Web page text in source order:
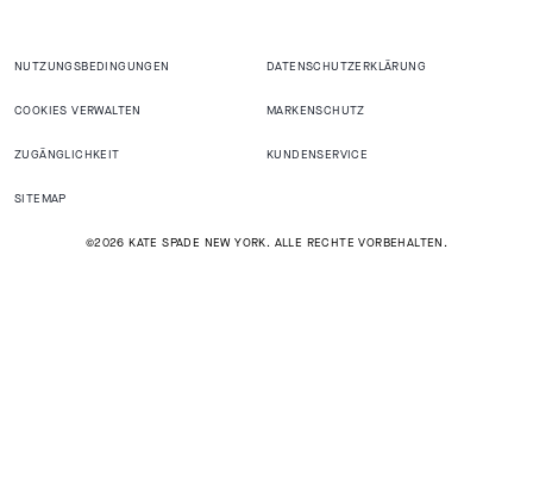
NUTZUNGSBEDINGUNGEN DATENSCHUTZERKLÄRUNG
COOKIES VERWALTEN MARKENSCHUTZ
ZUGÄNGLICHKEIT KUNDENSERVICE
SITEMAP
©2026 KATE SPADE NEW YORK. ALLE RECHTE VORBEHALTEN.